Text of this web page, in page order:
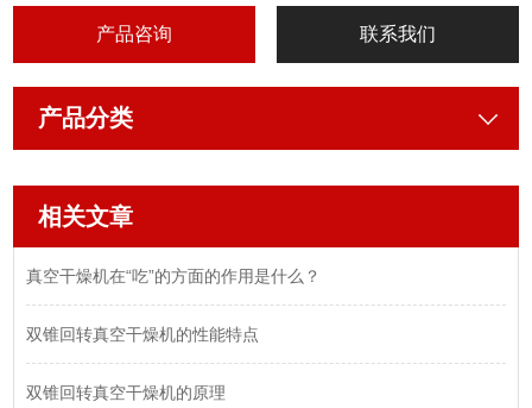
燥物料的形体不会损坏。
产品咨询 联系我们
产品分类
相关文章
真空干燥机在“吃”的方面的作用是什么？
双锥回转真空干燥机的性能特点
双锥回转真空干燥机的原理